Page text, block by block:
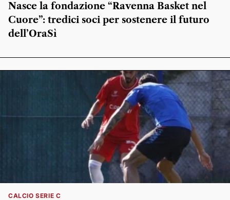
Nasce la fondazione “Ravenna Basket nel
Cuore”: tredici soci per sostenere il futuro
dell’OraSì
CALCIO SERIE C